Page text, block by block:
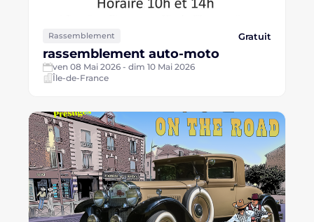
Rassemblement Gratuit
rassemblement auto-moto
ven 08 Mai 2026 - dim 10 Mai 2026
Île-de-France